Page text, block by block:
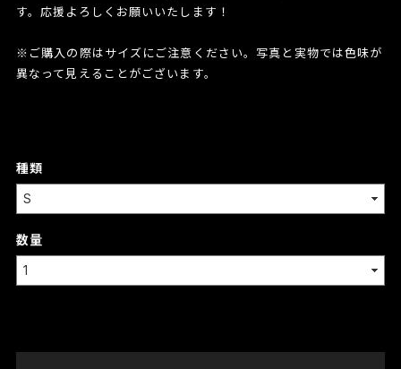
す。応援よろしくお願いいたします！
※ご購入の際はサイズにご注意ください。写真と実物では色味が
異なって見えることがございます。
種類
数量